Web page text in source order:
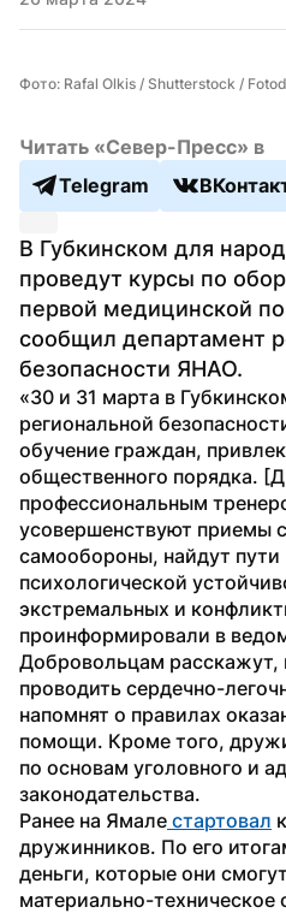
Фото: Rafal Olkis / Shutterstock /
Читать «Север-Пресс» в
Telegram
В Губкинском для
проведут курсы по
первой медицинской
сообщил департамент
безопасности ЯНАО.
«30 и 31 марта в
региональной
обучение граждан,
общественного порядка.
профессиональным
усовершенствуют приемы
самообороны, найдут
психологической
экстремальных и
проинформировали в
Добровольцам расскажут,
проводить сердечно-
напомнят о правилах
помощи. Кроме того,
по основам уголовного и
законодательства.
Ранее на Ямале стартовал
дружинников. По его
деньги, которые они
материально-техническое